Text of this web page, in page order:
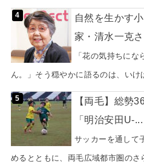
自然を生かす
家・清水一克
「花の気持ちに
ん。」そう穏やかに語るのは、い
【両毛】総勢
「明治安田U-...
サッカーを通して
めるとともに、両毛広域都市圏のさ